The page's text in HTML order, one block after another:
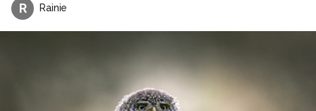
R Rainie